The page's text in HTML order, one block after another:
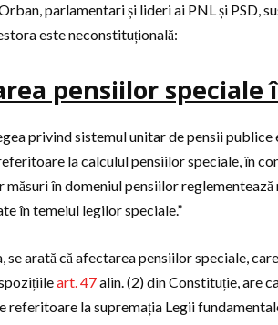
parlamentari și lideri ai PNL și PSD,
este neconstituțională:
pensiilor speciale
privind sistemul unitar de pensii
la calculul pensiilor speciale, în
măsuri în domeniul pensiilor
în temeiul legilor speciale.”
se arată că afectarea pensiilor speciale,
art. 47alin. (2) din Constituție, are
referitoare la supremația Legii